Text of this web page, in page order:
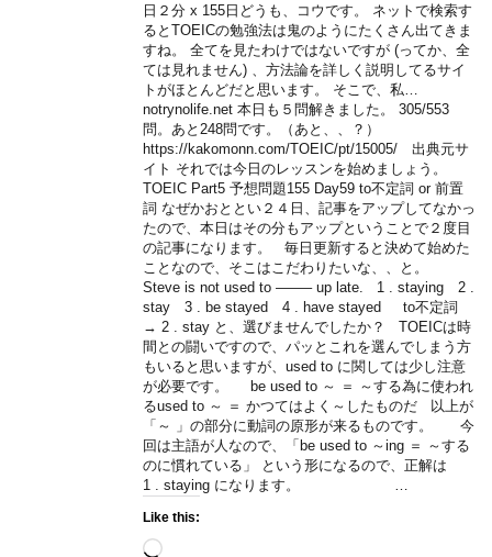
日２分 x 155日どうも、コウです。 ネットで検索す
るとTOEICの勉強法は鬼のようにたくさん出てきま
すね。 全てを見たわけではないですが (ってか、全
ては見れません) 、方法論を詳しく説明してるサイ
トがほとんどだと思います。 そこで、私…
notrynolife.net 本日も５問解きました。 305/553
問。あと248問です。（あと、、？）
https://kakomonn.com/TOEIC/pt/15005/ 出典元サ
イト それでは今日のレッスンを始めましょう。
TOEIC Part5 予想問題155 Day59 to不定詞 or 前置
詞 なぜかおととい２４日、記事をアップしてなかっ
たので、本日はその分もアップということで２度目
の記事になります。 毎日更新すると決めて始めた
ことなので、そこはこだわりたいな、、と。
Steve is not used to ——– up late. 1 . staying 2 .
stay 3 . be stayed 4 . have stayed to不定詞
→ 2 . stay と、選びませんでしたか？ TOEICは時
間との闘いですので、パッとこれを選んでしまう方
もいると思いますが、used to に関しては少し注意
が必要です。 be used to ～ ＝ ～する為に使われ
るused to ～ ＝ かつてはよく～したものだ 以上が
「～ 」の部分に動詞の原形が来るものです。 今
回は主語が人なので、「be used to ～ing ＝ ～する
のに慣れている」 という形になるので、正解は
1 . staying になります。 …
Like this:
Loading…